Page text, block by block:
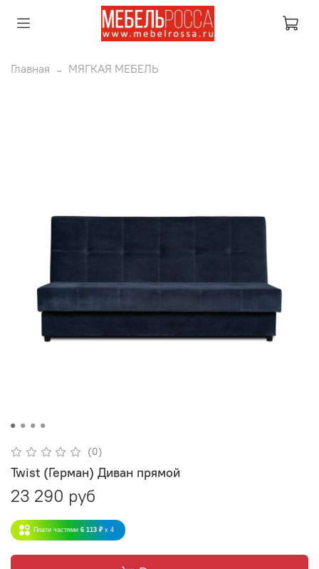
Главная МЯГКАЯ МЕБЕЛЬ
(0)
Twist (Герман) Диван прямой
23 290 руб
Плати частями 6 113 ₽ x 4